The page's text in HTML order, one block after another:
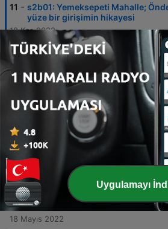
11 - s2b01: Yemeksepeti Mahalle;
yüze bir girişimin hikayesi
18 Kas 2022
10 - Alchemy: İnovasyon kullanıcının
08 Haz 2022
9 - Bölüm 8: Quin AI; insanların bir
tahmin etmek için yatırım aldı!
8 - Bölüm 7: Başak Özcan:
daha da hızlanıyoruz.
23 Mayıs 2022
7 - Bölüm 6: Emin Okutan; Beni bir
tavladılar.
18 Mayıs 2022
Uygulamayı